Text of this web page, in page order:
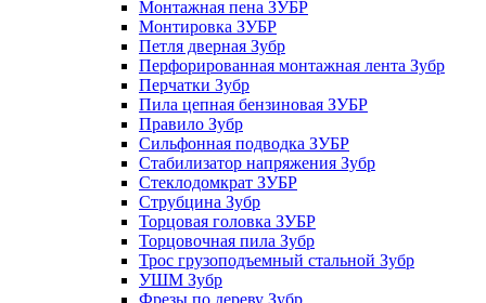
Монтажная пена ЗУБР
Монтировка ЗУБР
Петля дверная Зубр
Перфорированная монтажная лента Зубр
Перчатки Зубр
Пила цепная бензиновая ЗУБР
Правило Зубр
Сильфонная подводка ЗУБР
Стабилизатор напряжения Зубр
Стеклодомкрат ЗУБР
Струбцина Зубр
Торцовая головка ЗУБР
Торцовочная пила Зубр
Трос грузоподъемный стальной Зубр
УШМ Зубр
Фрезы по дереву Зубр